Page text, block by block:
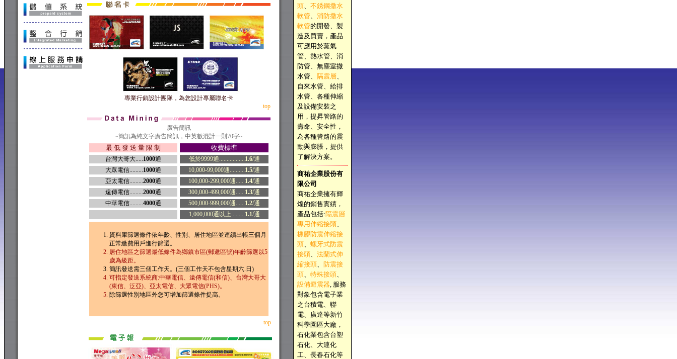
專業行銷設計團隊，為您設計專屬聯名卡
top
廣告簡訊
~簡訊為純文字廣告簡訊，中英數混計一則70字~
最 低 發 送 量 限 制 收費標準
台灣大哥大.....1000通 低於9999通.................1.6/通
大眾電信.........1000通 10,000-99,000通..........1.5/通
亞太電信.........2000通 100,000-299,000通..... 1.4/通
遠傳電信.........2000通 300,000-499,000通..... 1.3/通
中華電信.........4000通 500,000-999,000通..... 1.2/通
1,000,000通以上........ 1.1/通
資料庫篩選條件依年齡、性別、居住地區並連續出帳三個月
正常繳費用戶進行篩選。
居住地區之篩選最低條件為鄉鎮市區(郵遞區號)年齡篩選以5
歲為級距。
簡訊發送需三個工作天。(三個工作天不包含星期六.日)
可指定發送系統商:中華電信、遠傳電信(和信)、台灣大哥大
(東信、泛亞)、亞太電信、大眾電信(PHS)。
除篩選性別地區外您可增加篩選條件提高。
top
頭、 不銹鋼撒水
軟管、 消防撒水
軟管的開發、製
造及買賣，產品
可應用於蒸氣
管、熱水管、消
防管、無塵室撒
水管、 隔震層、
自來水管、給排
水管、各種伸縮
及設備安裝之
用，提昇管路的
壽命、安全性，
為各種管路的震
動與膨脹，提供
了解決方案。
商祐企業股份有
限公司
商祐企業擁有輝
煌的銷售實績，
產品包括:隔震層
專用伸縮接頭、
橡膠防震伸縮接
頭、 螺牙式防震
接頭、 法蘭式伸
縮接頭、 防震接
頭、 特殊接頭、
設備避震器, 服務
對象包含電子業
之台積電、聯
電、廣達等新竹
科學園區大廠，
石化業包含台塑
石化、大連化
工、長春石化等